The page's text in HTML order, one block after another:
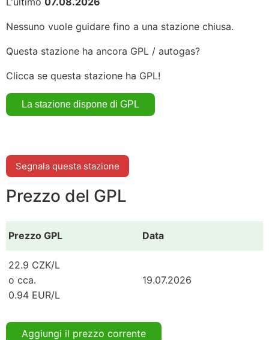
Nessuno vuole guidare fino a una stazione chiusa.
Questa stazione ha ancora GPL / autogas?
Clicca se questa stazione ha GPL!
Segnala questa stazione
Prezzo del GPL
Prezzo GPL Data
22.9 CZK/L
o cca.
0.94 EUR/L
19.07.2026
Aggiungi il prezzo corrente